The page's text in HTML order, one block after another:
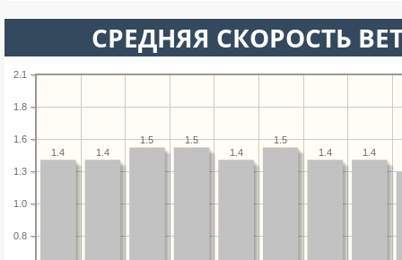
СРЕДНЯЯ СКОРОСТЬ
0.8
1.0
1.3
1.6
1.8
2.1
1.4
1.4
1.5
1.4
1.5
1.5
1.4
1.4